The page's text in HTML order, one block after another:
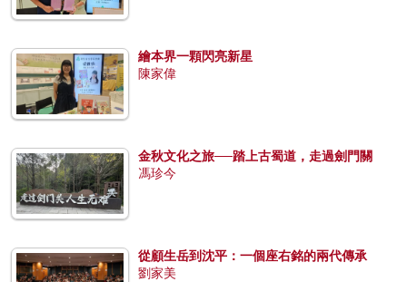
繪本界一顆閃亮新星
陳家偉
金秋文化之旅──踏上古蜀道，走過劍門關
馮珍今
從顧生岳到沈平：一個座右銘的兩代傳承
劉家美